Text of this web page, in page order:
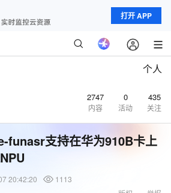
打开 APP
个人
2747
内容
0
活动
435
关注
funasr支持在华为910B卡上
20:42:20
1113